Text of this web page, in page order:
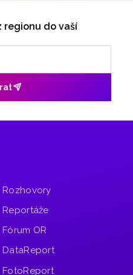
regionu do vaší
Rozhovory
Reportáže
Fórum OR
DataReport
FotoReport